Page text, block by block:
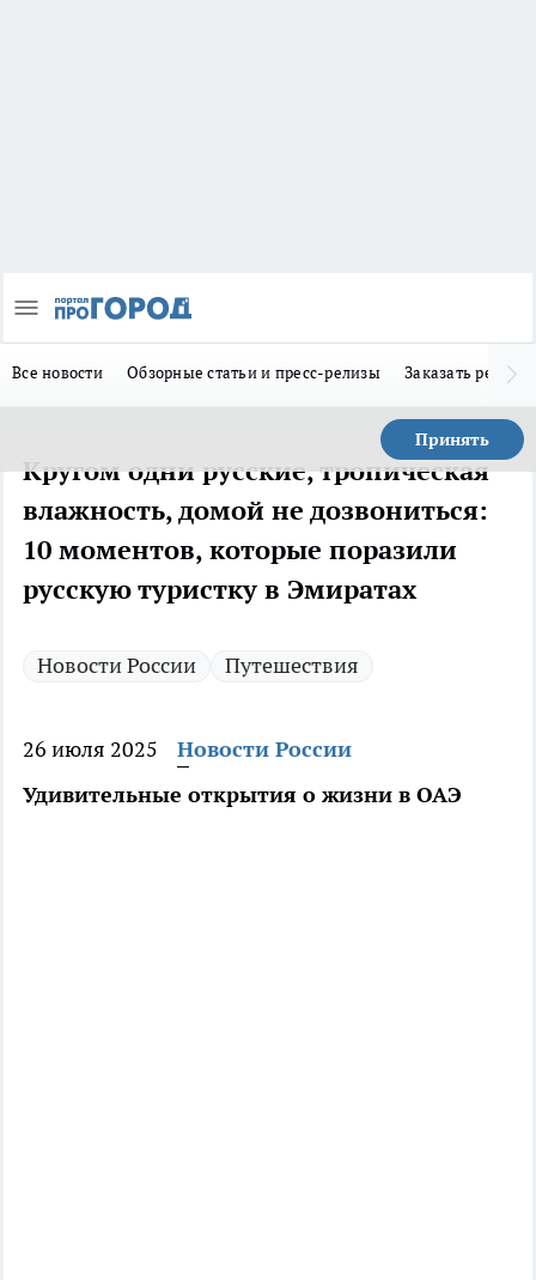
Все новости Обзорные статьи и пресс-релизы Заказать
Принять
Кругом одни русские, тропическая
влажность, домой не дозвониться:
10 моментов, которые поразили
русскую туристку в Эмиратах
Новости России Путешествия
26 июля 2025
Новости России
Удивительные открытия о жизни в ОАЭ